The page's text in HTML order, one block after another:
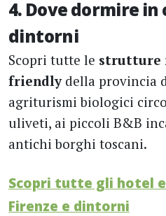
4. Dove dormire in
dintorni
Scopri tutte le strutture
friendlydella provincia
agriturismi biologici
uliveti, ai piccoli B&B
antichi borghi toscani.
Scopri tutte gli hotel
Firenze e dintorni